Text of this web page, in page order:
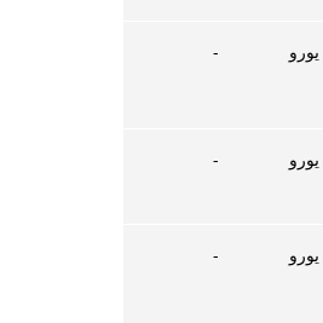
يورو -
يورو -
يورو -